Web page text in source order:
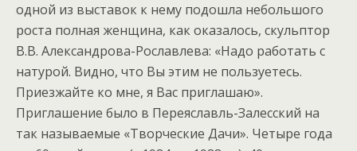
одной из выставок к нему подошла небольшого
роста полная женщина, как оказалось, скульптор
В.В. Александрова-Рославлева: «Надо работать с
натурой. Видно, что Вы этим не пользуетесь.
Приезжайте ко мне, я Вас приглашаю».
Приглашение было в Переяславль-Залесский на
так называемые «Творческие Дачи». Четыре года